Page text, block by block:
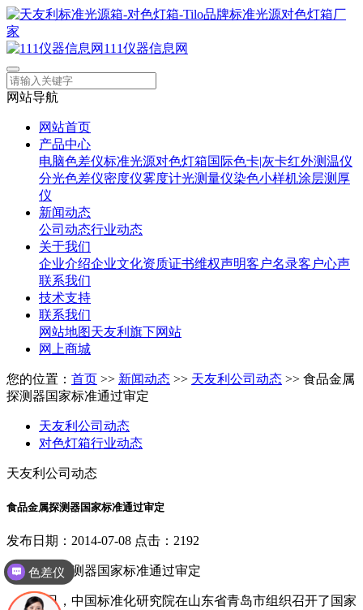
111仪器信息网
网站导航
网站首页
产品中心
电脑色差仪标准光源对色灯箱国际色卡|灰卡红外测温仪
分光色差仪密度仪雾度计光测量仪染色小样机涂层测厚
仪
新闻动态
公司动态行业动态
关于我们
企业介绍企业文化资质证书维权声明客户名录客户心声
联系我们
技术支持
联系我们
网站地图天友利旗下网站
网上商城
您的位置： 首页 >> 新闻动态 >> 天友利公司动态 >> 食品金属
探测器国家标准通过审定
天友利公司动态
对色灯箱行业动态
天友利公司动态
食品金属探测器国家标准通过审定
发布日期：2014-07-08 点击：2192
食品金属探测器国家标准通过审定
近日，中国标准化研究院在山东省青岛市组织召开了国家
色差仪